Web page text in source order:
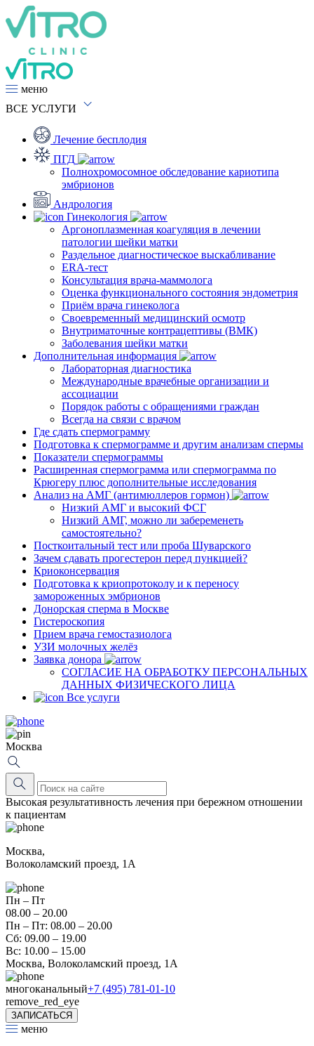
меню
ВСЕ УСЛУГИ
Лечение бесплодия
ПГД
Полнохромосомное обследование кариотипа
эмбрионов
Андрология
Гинекология
Аргоноплазменная коагуляция в лечении
патологии шейки матки
Раздельное диагностическое выскабливание
ERA-тест
Консультация врача-маммолога
Оценка функционального состояния эндометрия
Приём врача гинеколога
Своевременный медицинский осмотр
Внутриматочные контрацептивы (ВМК)
Заболевания шейки матки
Дополнительная информация
Лабораторная диагностика
Международные врачебные организации и
ассоциации
Порядок работы с обращениями граждан
Всегда на связи с врачом
Где сдать спермограмму
Подготовка к спермограмме и другим анализам спермы
Показатели спермограммы
Расширенная спермограмма или спермограмма по
Крюгеру плюс дополнительные исследования
Анализ на АМГ (антимюллеров гормон)
Низкий АМГ и высокий ФСГ
Низкий АМГ, можно ли забеременеть
самостоятельно?
Посткоитальный тест или проба Шуварского
Зачем сдавать прогестерон перед пункцией?
Криоконсервация
Подготовка к криопротоколу и к переносу
замороженных эмбрионов
Донорская сперма в Москве
Гистероскопия
Прием врача гемостазиолога
УЗИ молочных желёз
Заявка донора
СОГЛАСИЕ НА ОБРАБОТКУ ПЕРСОНАЛЬНЫХ
ДАННЫХ ФИЗИЧЕСКОГО ЛИЦА
Все услуги
Москва
Высокая результативность лечения при бережном отношении
к пациентам
Москва,
Волоколамский проезд, 1А
Пн – Пт
08.00 – 20.00
Пн – Пт: 08.00 – 20.00
Сб: 09.00 – 19.00
Вс: 10.00 – 15.00
Москва, Волоколамский проезд, 1А
многоканальный+7 (495) 781-01-10
remove_red_eye
ЗАПИСАТЬСЯ
меню